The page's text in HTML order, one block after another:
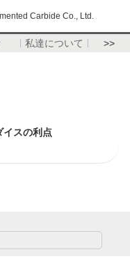
Carbide Co., Ltd.
私達について >>
イスの利点